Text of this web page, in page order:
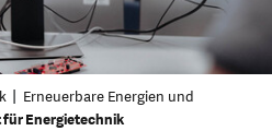
Erneuerbare Energien und
Energietechnik